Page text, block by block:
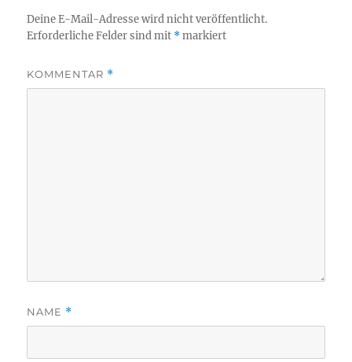
Deine E-Mail-Adresse wird nicht veröffentlicht.
Erforderliche Felder sind mit *markiert
KOMMENTAR *
NAME *